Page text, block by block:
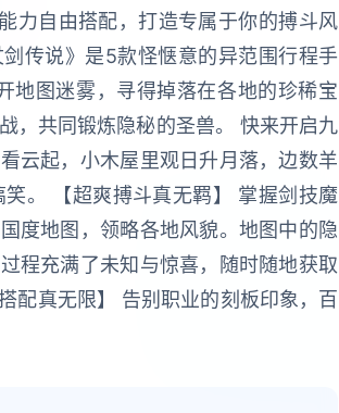
力自由搭配，打造专属于你的搏斗风
传说》是5款怪惬意的异范围行程手
地图迷雾，寻得掉落在各地的珍稀宝
，共同锻炼隐秘的圣兽。 快来开启九
云起，小木屋里观日升月落，边数羊
。 【超爽搏斗真无羁】 掌握剑技魔
度地图，领略各地风貌。地图中的隐
程充满了未知与惊喜，随时随地获取
配真无限】 告别职业的刻板印象，百